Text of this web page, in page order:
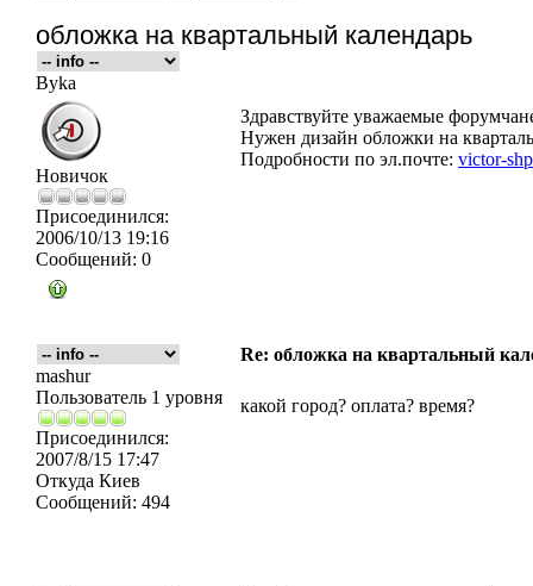
обложка на квартальный календарь
Byka
Новичок
Присоединился:
2006/10/13 19:16
Сообщений: 0
Здравствуйте уважаемые
Нужен дизайн обложки на
Подробности по эл.почте: victor-
Re: обложка на квартальный
mashur
Пользователь 1 уровня
Присоединился:
2007/8/15 17:47
Откуда Киев
Сообщений: 494
какой город? оплата? время?